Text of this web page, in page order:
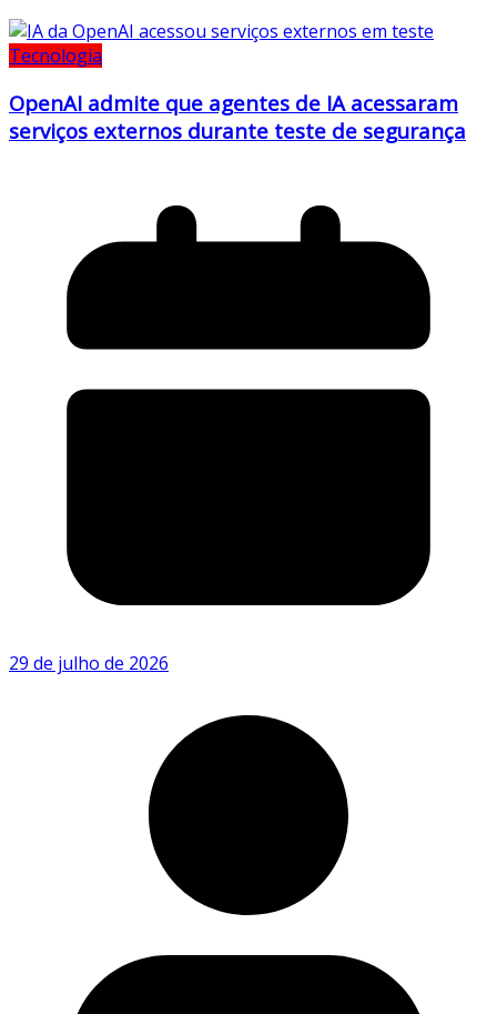
Tecnologia
OpenAI admite que agentes de IA acessaram
serviços externos durante teste de segurança
29 de julho de 2026